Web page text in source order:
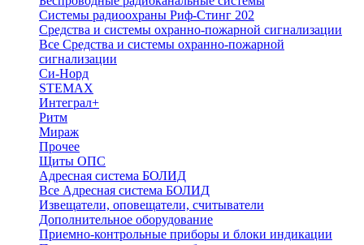
Системы радиоохраны Риф-Стинг 202
Средства и системы охранно-пожарной сигнализации
Все Средства и системы охранно-пожарной
сигнализации
Си-Норд
STEMAX
Интеграл+
Ритм
Мираж
Прочее
Щиты ОПС
Адресная система БОЛИД
Все Адресная система БОЛИД
Извещатели, оповещатели, считыватели
Дополнительное оборудование
Приемно-контрольные приборы и блоки индикации